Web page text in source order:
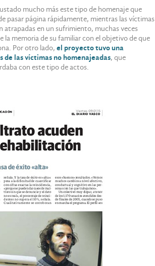
mucho más este tipo de homenaje que
pasar página rápidamente, mientras las víctimas
atrapadas en un sufrimiento, muchas veces
la memoria de su familiar con el objetivo de que
Por otro lado, el proyecto tuvo una
las víctimas no homenajeadas, que
con este tipo de actos.